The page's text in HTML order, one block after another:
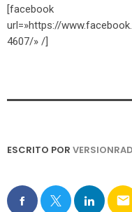
[facebook
url=»https://
4607/» /]
ESCRITO POR
email